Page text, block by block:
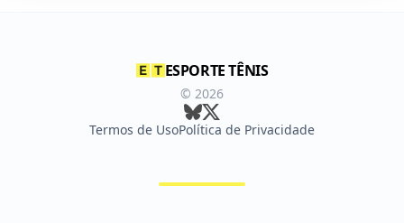
ESPORTE TÊNIS
© 2026
Termos de UsoPolítica de Privacidade